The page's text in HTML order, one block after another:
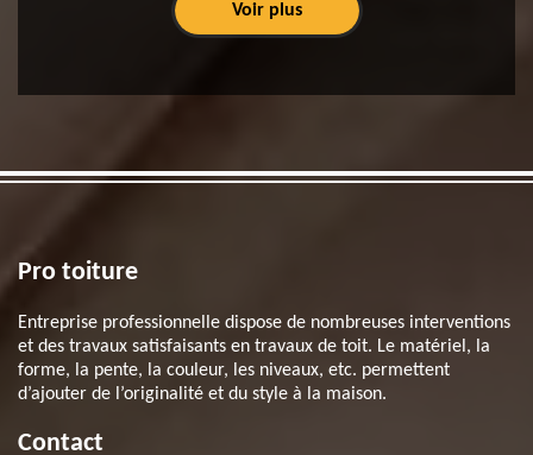
Voir plus
Pro toiture
Entreprise professionnelle dispose de nombreuses interventions
et des travaux satisfaisants en travaux de toit. Le matériel, la
forme, la pente, la couleur, les niveaux, etc. permettent
d’ajouter de l’originalité et du style à la maison.
Contact